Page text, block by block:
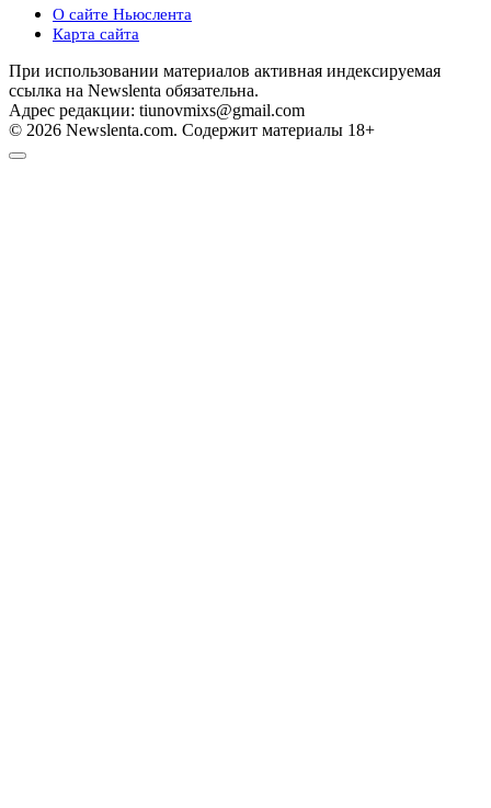
О сайте Ньюслента
Карта сайта
При использовании материалов активная индексируемая
ссылка на Newslenta обязательна.
Адрес редакции: tiunovmixs@gmail.com
© 2026 Newslenta.com. Содержит материалы 18+